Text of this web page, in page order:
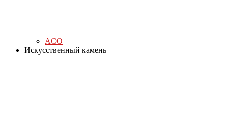
ACO
Искусственный камень